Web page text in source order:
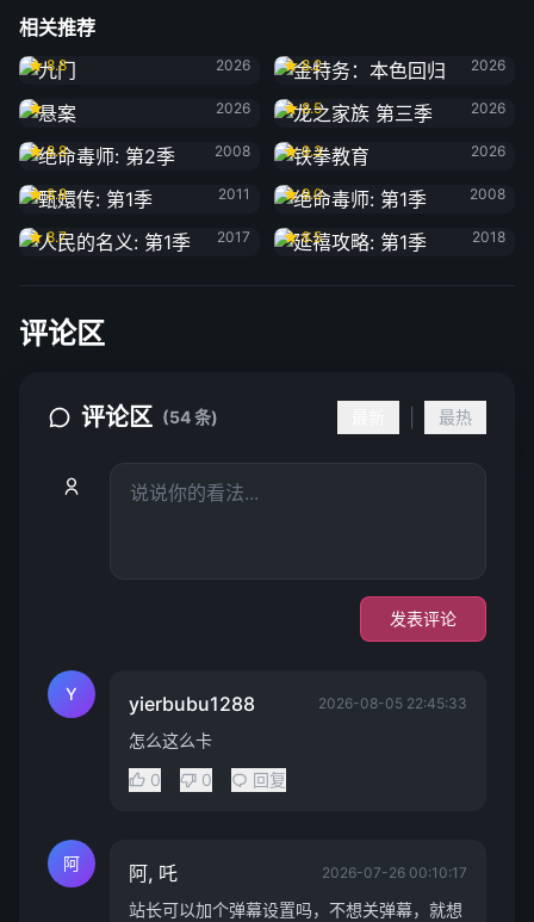
相关推荐
九门
8.8
2026
8.2
2026
悬案
2026
龙之家族 第三季
8.5
2026
绝命毒师: 第2季
8.8
2008
铁拳教育
9.3
2026
甄嬛传: 第1季
8.8
2011
绝命毒师: 第1季
9.0
2008
人民的名义: 第1季
8.7
2017
延禧攻略: 第1季
8.5
2018
评论区
评论区 (54 条) 最热
发表评论
Y yierbubu1288 2026-08-05 22:45:33
怎么这么卡
0
0 回复
阿 阿, 吒 2026-07-26 00:10:17
站长可以加个弹幕设置吗，不想关弹幕，就想